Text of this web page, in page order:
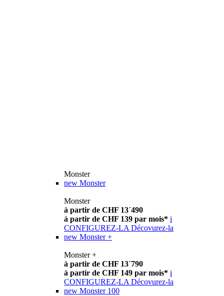
Monster
new Monster
Monster
à partir de CHF 13´490
à partir de CHF 139 par mois* i
CONFIGUREZ-LA Décovurez-la
new Monster +
Monster +
à partir de CHF 13´790
à partir de CHF 149 par mois* i
CONFIGUREZ-LA Décovurez-la
new Monster 100